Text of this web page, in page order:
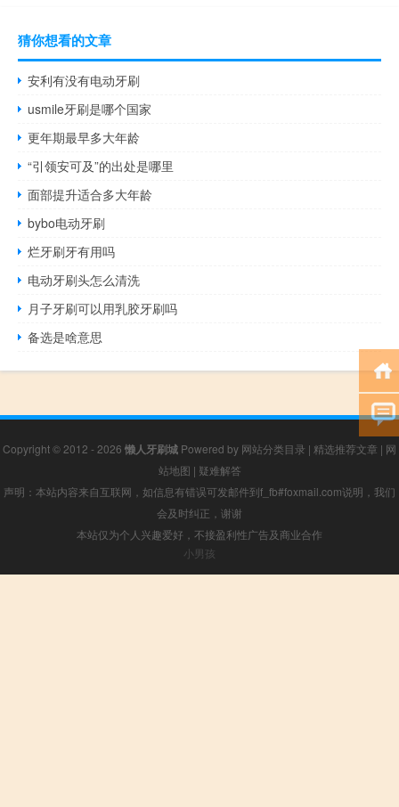
猜你想看的文章
安利有没有电动牙刷
usmile牙刷是哪个国家
更年期最早多大年龄
“引领安可及”的出处是哪里
面部提升适合多大年龄
bybo电动牙刷
烂牙刷牙有用吗
电动牙刷头怎么清洗
月子牙刷可以用乳胶牙刷吗
备选是啥意思
Copyright © 2012 - 2026 懒人牙刷城 Powered by 网站分类目录 | 精选推荐文章 | 网
站地图 | 疑难解答
声明：本站内容来自互联网，如信息有错误可发邮件到f_fb#foxmail.com说明，我们
会及时纠正，谢谢
本站仅为个人兴趣爱好，不接盈利性广告及商业合作
小男孩